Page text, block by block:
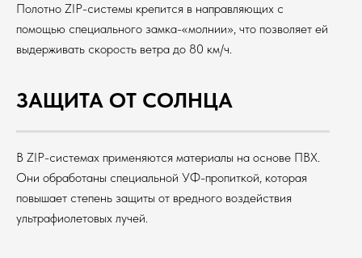
Полотно ZIP-системы крепится в направляющих с
помощью специального замка-«молнии», что позволяет ей
выдерживать скорость ветра до 80 км/ч.
ЗАЩИТА ОТ СОЛНЦА
В ZIP-системах применяются материалы на основе ПВХ.
Они обработаны специальной УФ-пропиткой, которая
повышает степень защиты от вредного воздействия
ультрафиолетовых лучей.